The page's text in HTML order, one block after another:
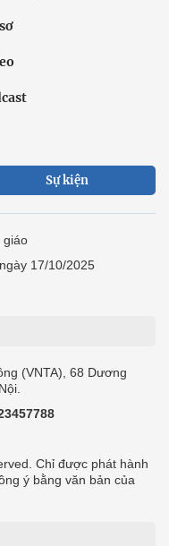
Sự kiện
giáo
17/10/2025
(VNTA), 68 Dương
Chỉ được phát hành
ý bằng văn bản của